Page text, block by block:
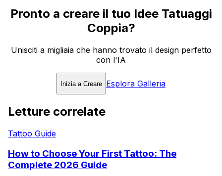
Pronto a creare il tuo Idee Tatuaggi
Coppia?
Unisciti a migliaia che hanno trovato il design perfetto
con l'IA
Inizia a Creare Esplora Galleria
Letture correlate
Tattoo Guide
How to Choose Your First Tattoo: The
Complete 2026 Guide